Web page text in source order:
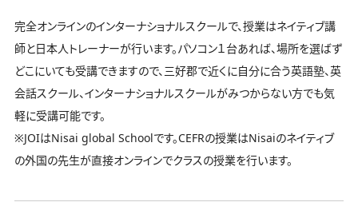
完全オンラインのインターナショナルスクールで、授業はネイティブ講
師と日本人トレーナーが行います。パソコン１台あれば、場所を選ばず
どこにいても受講できますので、三好郡で近くに自分に合う英語塾、英
会話スクール、インターナショナルスクールがみつからない方でも気
軽に受講可能です。
※JOIはNisai global Schoolです。CEFRの授業はNisaiのネイティブ
の外国の先生が直接オンラインでクラスの授業を行います。